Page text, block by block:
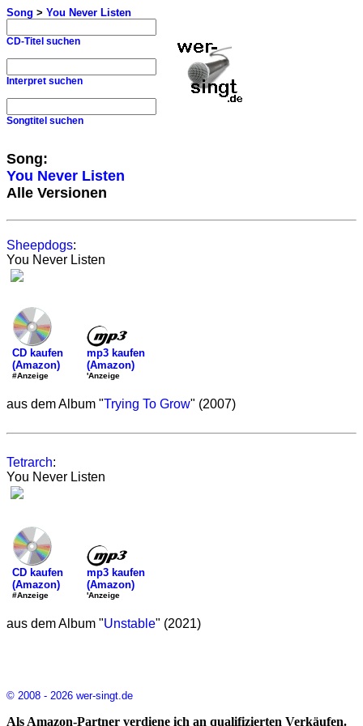
Song > You Never Listen
CD-Titel suchen
Interpret suchen
Songtitel suchen
Song:
You Never Listen
Alle Versionen
Sheepdogs:
You Never Listen
CD kaufen
(Amazon)
#Anzeige
mp3 kaufen
(Amazon)
'Anzeige
aus dem Album "Trying To Grow" (2007)
Tetrarch:
You Never Listen
CD kaufen
(Amazon)
#Anzeige
mp3 kaufen
(Amazon)
'Anzeige
aus dem Album "Unstable" (2021)
© 2008 - 2026 wer-singt.de
Als Amazon-Partner verdiene ich an qualifizierten Verkäufen.